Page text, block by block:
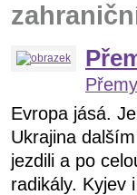
Evropa jásá.
Ukrajina
jezdili a po
radikály. Kyjev